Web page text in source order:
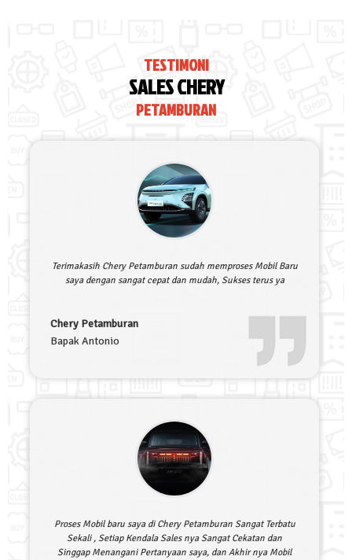
TESTIMONI
SALES CHERY
PETAMBURAN
Terimakasih Chery Petamburan sudah memproses Mobil Baru
saya dengan sangat cepat dan mudah, Sukses terus ya
Chery Petamburan
Bapak Antonio
Proses Mobil baru saya di Chery Petamburan Sangat Terbatu
Sekali , Setiap Kendala Sales nya Sangat Cekatan dan
Singgap Menangani Pertanyaan saya, dan Akhir nya Mobil